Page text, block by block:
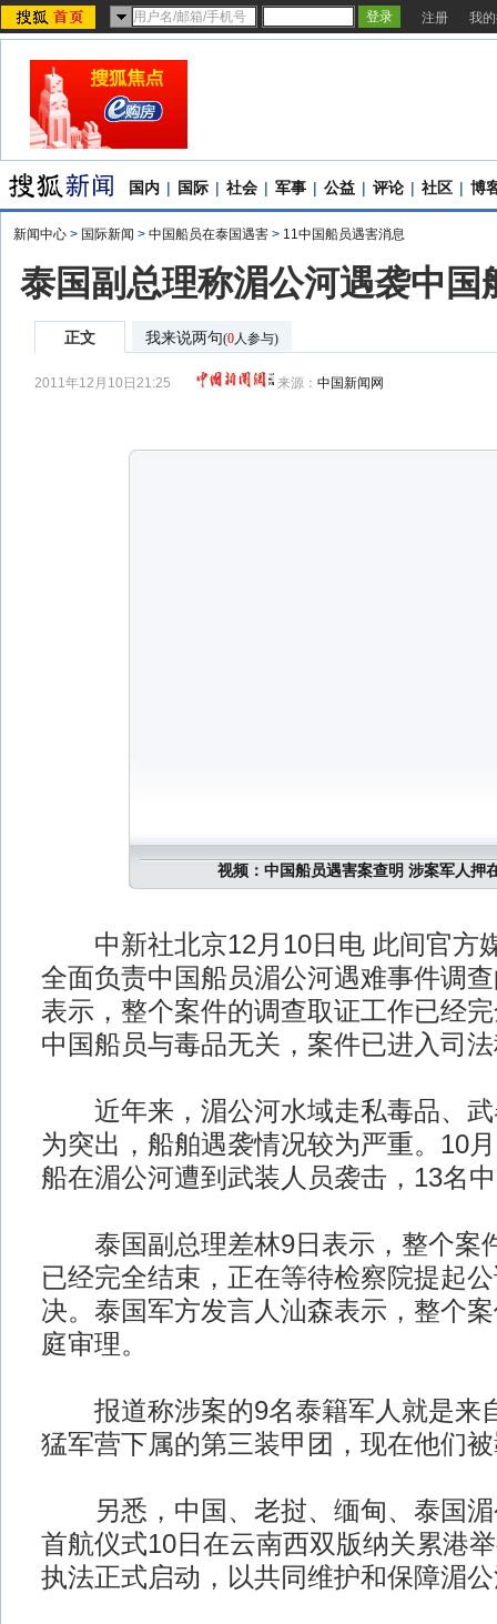
注册 我
国内 | 国际 | 社会 | 军事 | 公益 | 评论 | 社区 | 博
新闻中心 > 国际新闻 > 中国船员在泰国遇害 > 11中国船员遇害消息
泰国副总理称湄公河遇袭中国
正文 我来说两句(0人参与)
2011年12月10日21:25 来源： 中国新闻网
视频：中国船员遇害案查明 涉案军人押
中新社北京12月10日电 此间官方
全面负责中国船员湄公河遇难事件调
表示，整个案件的调查取证工作已经
中国船员与毒品无关，案件已进入司
近年来，湄公河水域走私毒品、武
为突出，船舶遇袭情况较为严重。10
船在湄公河遭到武装人员袭击，13名
泰国副总理差林9日表示，整个案
已经完全结束，正在等待检察院提起
决。泰国军方发言人汕森表示，整个
庭审理。
报道称涉案的9名泰籍军人就是来
猛军营下属的第三装甲团，现在他们
另悉，中国、老挝、缅甸、泰国湄
首航仪式10日在云南西双版纳关累港
执法正式启动，以共同维护和保障湄